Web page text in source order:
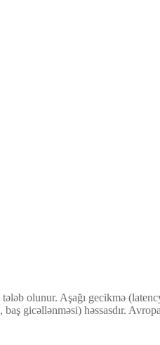
olunur. Aşağı gecikmə
gicəllənməsi) həssasdır.